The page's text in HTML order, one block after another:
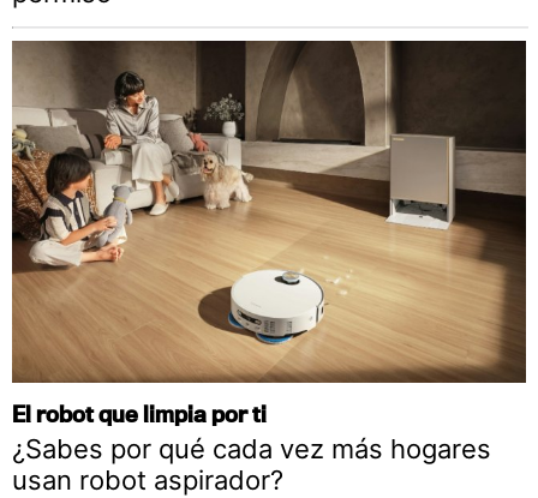
El robot que limpia por ti
¿Sabes por qué cada vez más hogares
usan robot aspirador?